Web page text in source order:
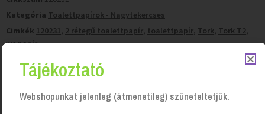
Kategória Toalettpapírok - Nagytekercses
Cimkék 120231, 2 rétegű toalettpapír, toalettpapír, Tork, Tork T2,
wc papír
Tisztítószer-kiszállítás
Saját járműparkunkkal, vagy futárszolgálattal.
Tájékoztató
Webshopunkat jelenleg (átmenetileg) szüneteltetjük.